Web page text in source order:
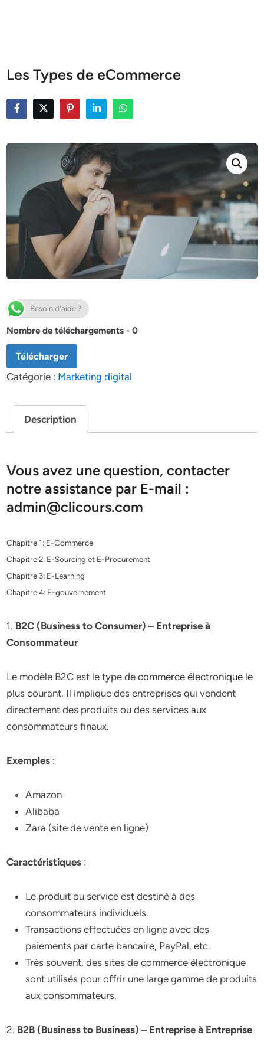
Les Types de eCommerce
Besoin d'aide ?
Nombre de téléchargements - 0
Télécharger
Catégorie : Marketing digital
Description
Vous avez une question, contacter
notre assistance par E-mail :
admin@clicours.com
Chapitre 1: E-Commerce
Chapitre 2: E-Sourcing et E-Procurement
Chapitre 3: E-Learning
Chapitre 4: E-gouvernement
1. B2C (Business to Consumer) – Entreprise à
Consommateur
Le modèle B2C est le type decommerce électronique le
plus courant. Il implique des entreprises qui vendent
directement des produits ou des services aux
consommateurs finaux.
Exemples :
Amazon
Alibaba
Zara (site de vente en ligne)
Caractéristiques :
Le produit ou service est destiné à des
consommateurs individuels.
Transactions effectuées en ligne avec des
paiements par carte bancaire, PayPal, etc.
Très souvent, des sites de commerce électronique
sont utilisés pour offrir une large gamme de produits
aux consommateurs.
2. B2B (Business to Business) – Entreprise à Entreprise